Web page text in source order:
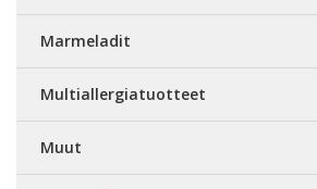
Marmeladit
Multiallergiatuotteet
Muut